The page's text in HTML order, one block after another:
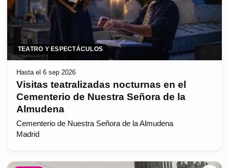
TEATRO Y ESPECTÁCULOS
Hasta el 6 sep 2026
Visitas teatralizadas nocturnas en el
Cementerio de Nuestra Señora de la
Almudena
Cementerio de Nuestra Señora de la Almudena
Madrid